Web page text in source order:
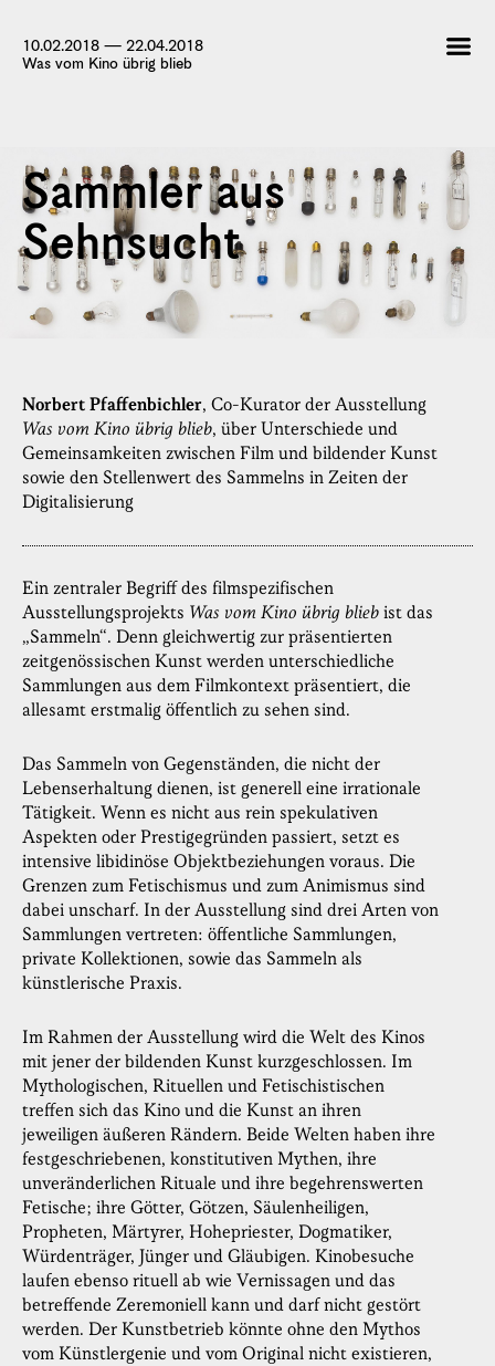
10.02.2018 — 22.04.2018
Was vom Kino übrig blieb
Sammler aus
Sehnsucht
Norbert Pfaffenbichler, Co-Kurator der Ausstellung
Was vom Kino übrig blieb, über Unterschiede und
Gemeinsamkeiten zwischen Film und bildender Kunst
sowie den Stellenwert des Sammelns in Zeiten der
Digitalisierung
Ein zentraler Begriff des filmspezifischen
Ausstellungsprojekts Was vom Kino übrig blieb ist das
„Sammeln“. Denn gleichwertig zur präsentierten
zeitgenössischen Kunst werden unterschiedliche
Sammlungen aus dem Filmkontext präsentiert, die
allesamt erstmalig öffentlich zu sehen sind.
Das Sammeln von Gegenständen, die nicht der
Lebenserhaltung dienen, ist generell eine irrationale
Tätigkeit. Wenn es nicht aus rein spekulativen
Aspekten oder Prestigegründen passiert, setzt es
intensive libidinöse Objektbeziehungen voraus. Die
Grenzen zum Fetischismus und zum Animismus sind
dabei unscharf. In der Ausstellung sind drei Arten von
Sammlungen vertreten: öffentliche Sammlungen,
private Kollektionen, sowie das Sammeln als
künstlerische Praxis.
Im Rahmen der Ausstellung wird die Welt des Kinos
mit jener der bildenden Kunst kurzgeschlossen. Im
Mythologischen, Rituellen und Fetischistischen
treffen sich das Kino und die Kunst an ihren
jeweiligen äußeren Rändern. Beide Welten haben ihre
festgeschriebenen, konstitutiven Mythen, ihre
unveränderlichen Rituale und ihre begehrenswerten
Fetische; ihre Götter, Götzen, Säulenheiligen,
Propheten, Märtyrer, Hohepriester, Dogmatiker,
Würdenträger, Jünger und Gläubigen. Kinobesuche
laufen ebenso rituell ab wie Vernissagen und das
betreffende Zeremoniell kann und darf nicht gestört
werden. Der Kunstbetrieb könnte ohne den Mythos
vom Künstlergenie und vom Original nicht existieren,